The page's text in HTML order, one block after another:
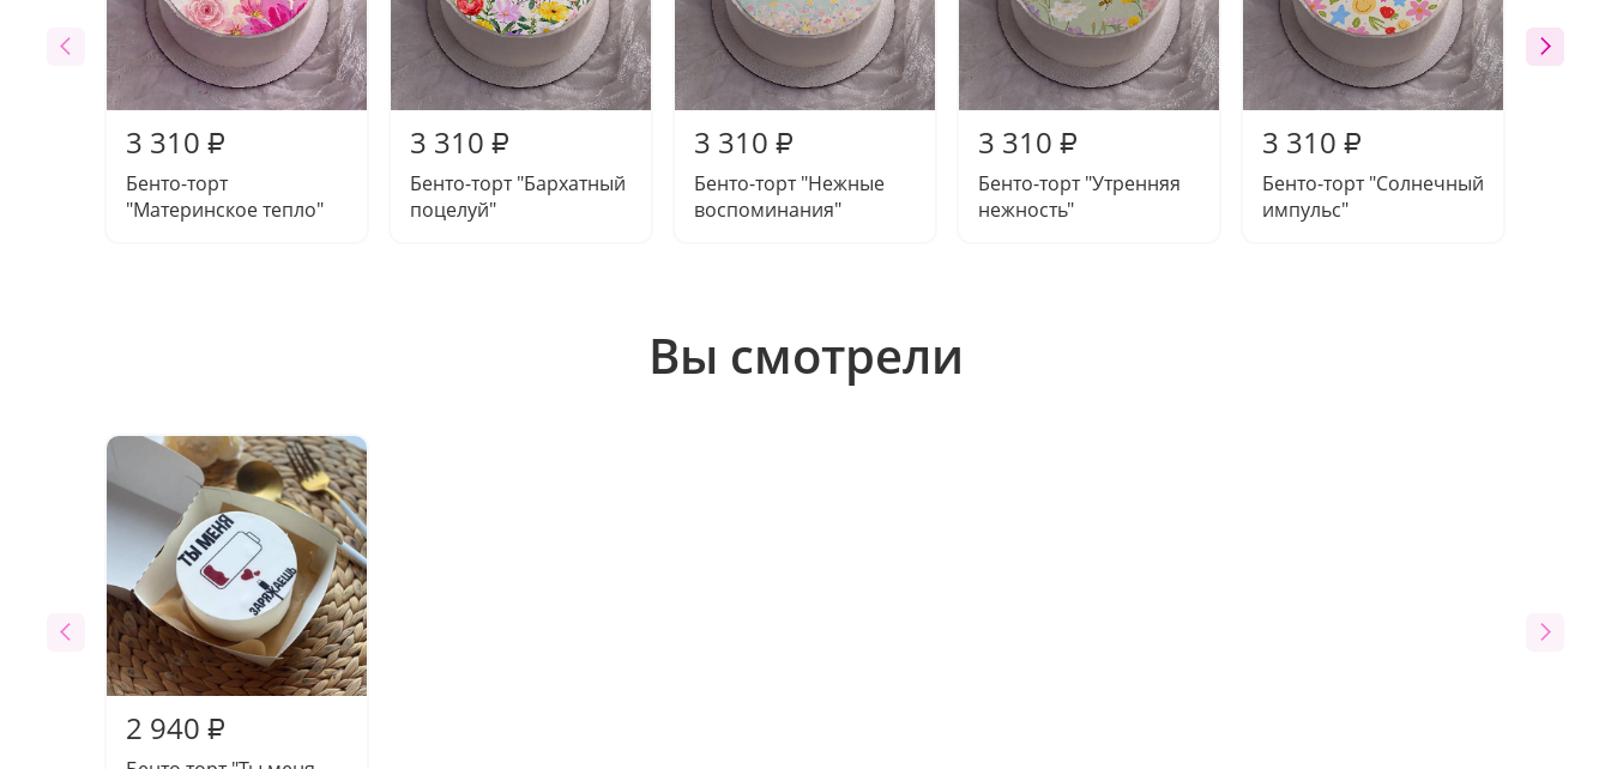
3 310 ₽
Бенто-торт
"Материнское тепло"
3 310 ₽
Бенто-торт "Бархатный
поцелуй"
3 310 ₽
Бенто-торт "Нежные
воспоминания"
3 310 ₽
Бенто-торт "Утренняя
нежность"
3 310 ₽
Бенто-торт "Солнечный
импульс"
Вы смотрели
2 940 ₽